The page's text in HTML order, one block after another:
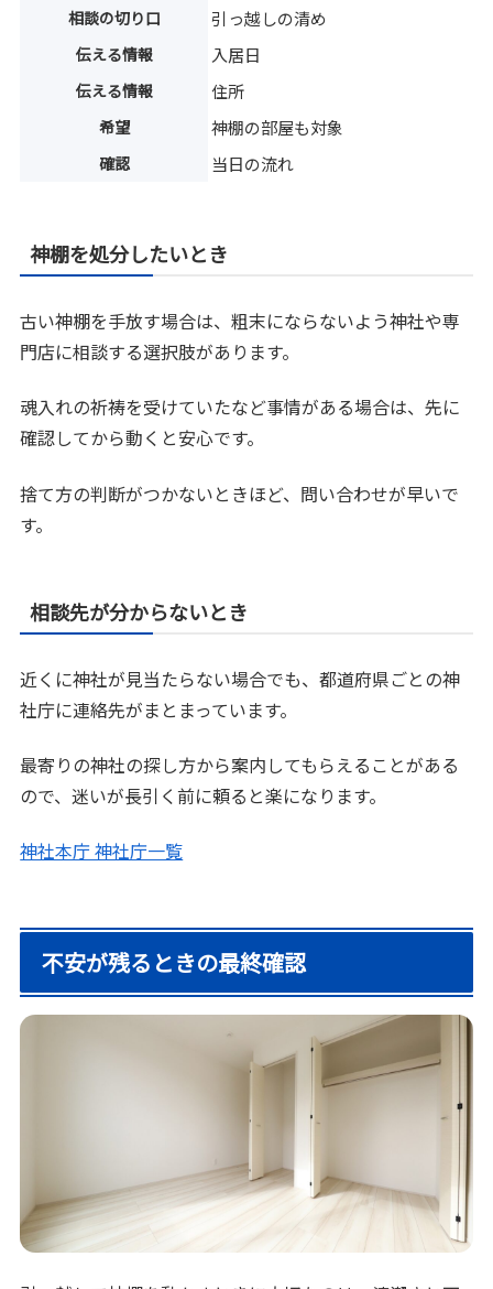
相談の切り口 引っ越しの清め
伝える情報 入居日
伝える情報 住所
希望 神棚の部屋も対象
確認 当日の流れ
神棚を処分したいとき
古い神棚を手放す場合は、粗末にならないよう神社や専
門店に相談する選択肢があります。
魂入れの祈祷を受けていたなど事情がある場合は、先に
確認してから動くと安心です。
捨て方の判断がつかないときほど、問い合わせが早いで
す。
相談先が分からないとき
近くに神社が見当たらない場合でも、都道府県ごとの神
社庁に連絡先がまとまっています。
最寄りの神社の探し方から案内してもらえることがある
ので、迷いが長引く前に頼ると楽になります。
神社本庁 神社庁一覧
不安が残るときの最終確認